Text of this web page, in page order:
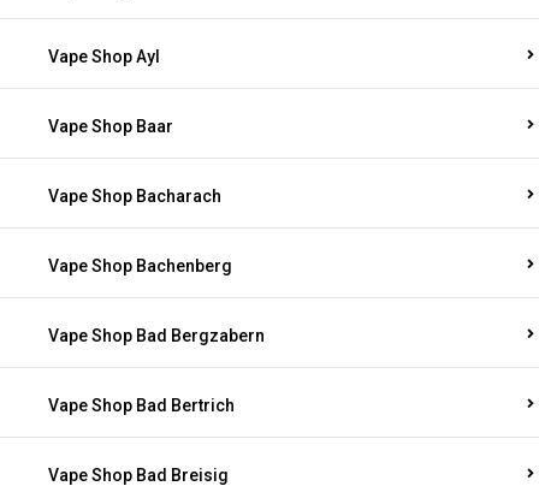
Vape Shop Ayl
Vape Shop Baar
Vape Shop Bacharach
Vape Shop Bachenberg
Vape Shop Bad Bergzabern
Vape Shop Bad Bertrich
Vape Shop Bad Breisig